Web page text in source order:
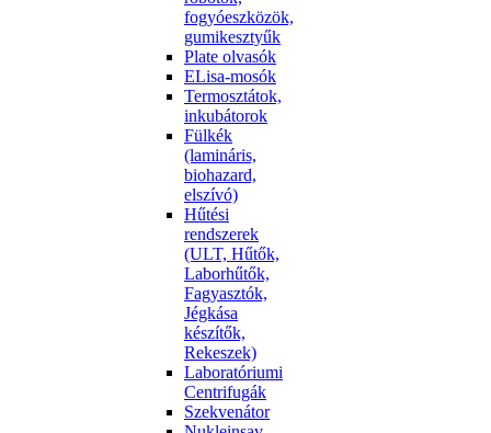
fogyóeszközök,
gumikesztyűk
Plate olvasók
ELisa-mosók
Termosztátok,
inkubátorok
Fülkék
(lamináris,
biohazard,
elszívó)
Hűtési
rendszerek
(ULT, Hűtők,
Laborhűtők,
Fagyasztók,
Jégkása
készítők,
Rekeszek)
Laboratóriumi
Centrifugák
Szekvenátor